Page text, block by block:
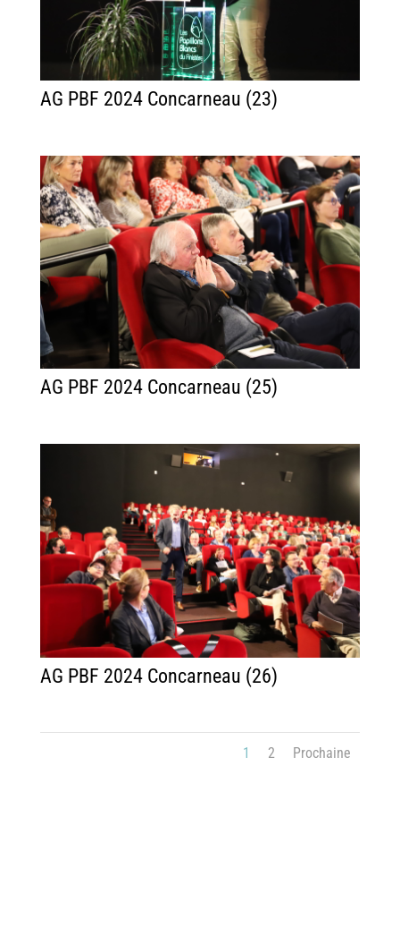
AG PBF 2024 Concarneau (23)
AG PBF 2024 Concarneau (25)
AG PBF 2024 Concarneau (26)
1 2 Prochaine